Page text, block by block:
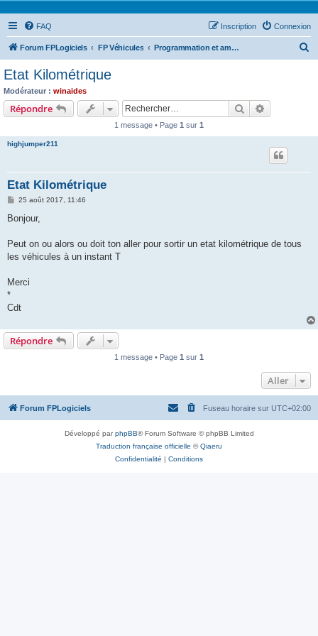
FAQ Connexion
Inscription
Forum FPLogiciels FP Véhicules Programmation et amélioration en cours .....
Etat Kilométrique
Modérateur : winaides
Répondre Rechercher
1 message • Page 1 sur 1
highjumper211
Etat Kilométrique
M
s
g
25 août 2017, 11:46
Bonjour,
Peut on ou alors ou doit ton aller pour sortir un etat kilométrique de tous
les véhicules à un instant T
Merci
*
Cdt
Répondre
1 message • Page 1 sur 1
Aller
Forum FPLogiciels Fuseau horaire sur UTC+02:00
Développé parphpBB® Forum Software © phpBB Limited
Traduction française officielle ©Qiaeru
Confidentialité | Conditions